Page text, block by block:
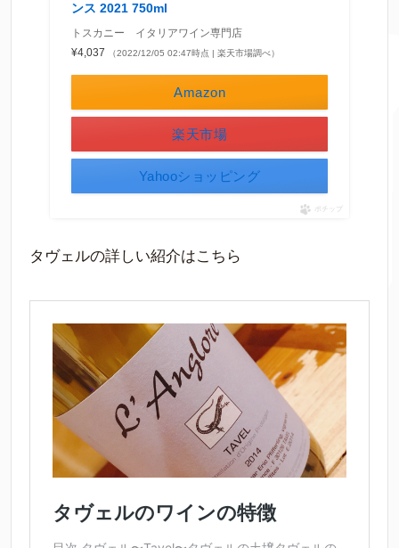
ンス 2021 750ml
トスカニー イタリアワイン専門店
¥4,037
（2022/12/05 02:47時点 | 楽天市場調べ）
Amazon
楽天市場
Yahooショッピング
ポチップ
タヴェルの詳しい紹介はこちら